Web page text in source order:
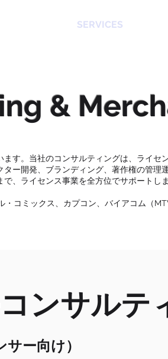
SERVICES
&
す。当社のコンサルティングは、ライセ
ー開発、ブランディング、著作権の管理
、ライセンス事業を全方位でサポートし
コミックス、カプコン、バイアコム（
ンサルテ
ー向け）